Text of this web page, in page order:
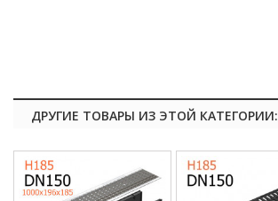
ДРУГИЕ ТОВАРЫ ИЗ ЭТОЙ КАТЕГОРИИ: